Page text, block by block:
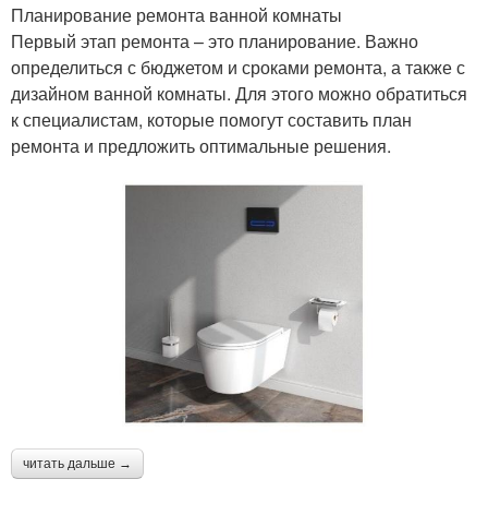
Планирование ремонта ванной комнаты
Первый этап ремонта – это планирование. Важно
определиться с бюджетом и сроками ремонта, а также с
дизайном ванной комнаты. Для этого можно обратиться
к специалистам, которые помогут составить план
ремонта и предложить оптимальные решения.
читать дальше →